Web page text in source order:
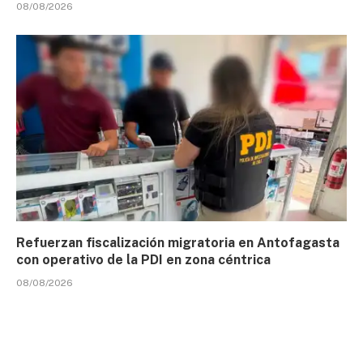
08/08/2026
Refuerzan fiscalización migratoria en Antofagasta
con operativo de la PDI en zona céntrica
08/08/2026